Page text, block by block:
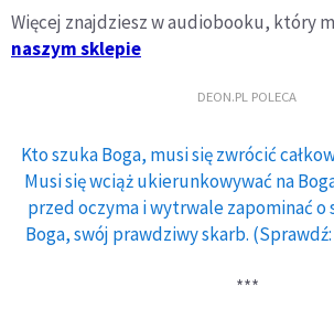
Więcej znajdziesz w audiobooku, który
naszym sklepie
DEON.PL POLECA
Kto szuka Boga, musi się zwrócić
Musi się wciąż ukierunkowywać na
przed oczyma i wytrwale zapominać o
Boga, swój prawdziwy skarb. (Sprawdź:
***